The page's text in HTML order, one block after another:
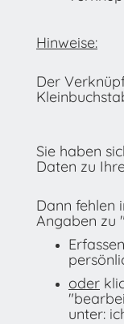
Hinweise:
Der
Sie haben
Daten zu
Dann fehlen
Angaben zu
oder
unter: